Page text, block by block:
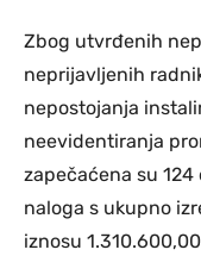
Zbog utvrđenih
neprijavljenih
nepostojanja
neevidentiranja
zapečaćena su
naloga s ukupno
iznosu